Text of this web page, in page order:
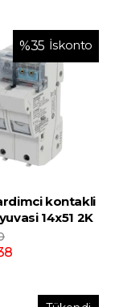
%35 İskonto
kontakli
14x51 2K